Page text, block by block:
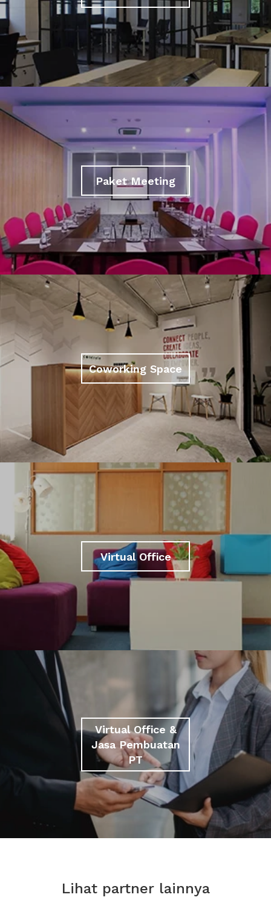
Paket Meeting
Coworking Space
Virtual Office
Virtual Office &
Jasa Pembuatan
PT
Lihat partner lainnya